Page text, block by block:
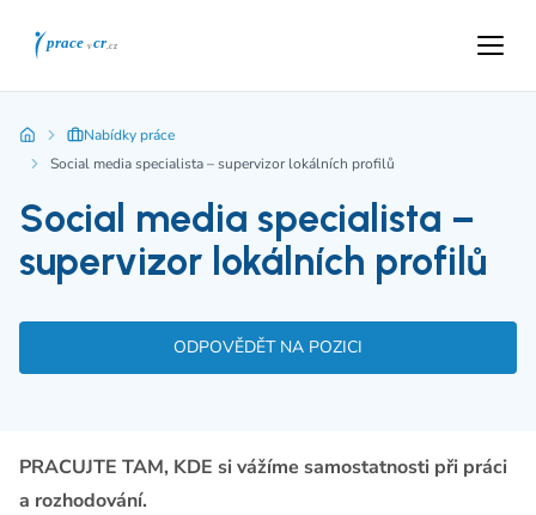
Nabídky práce
Social media specialista – supervizor lokálních profilů
Social media specialista –
supervizor lokálních profilů
ODPOVĚDĚT NA POZICI
PRACUJTE TAM, KDE si vážíme samostatnosti při práci
a rozhodování.